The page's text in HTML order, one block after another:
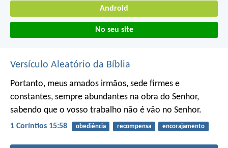
Android
No seu site
Versículo Aleatório da Bíblia
Portanto, meus amados irmãos, sede firmes e
constantes, sempre abundantes na obra do Senhor,
sabendo que o vosso trabalho não é vão no Senhor.
1 Coríntios 15:58 obediência recompensa encorajamento